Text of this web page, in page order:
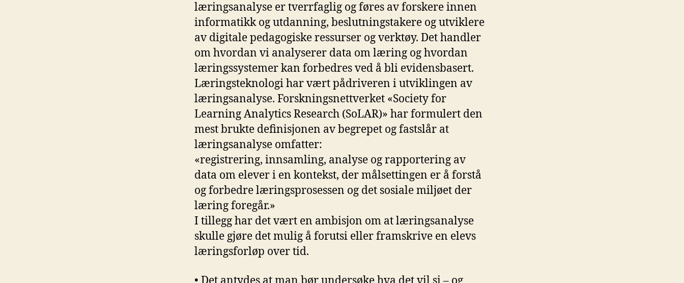
læringsanalyse er tverrfaglig og føres av forskere innen
informatikk og utdanning, beslutningstakere og utviklere
av digitale pedagogiske ressurser og verktøy. Det handler
om hvordan vi analyserer data om læring og hvordan
læringssystemer kan forbedres ved å bli evidensbasert.
Læringsteknologi har vært pådriveren i utviklingen av
læringsanalyse. Forskningsnettverket «Society for
Learning Analytics Research (SoLAR)» har formulert den
mest brukte definisjonen av begrepet og fastslår at
læringsanalyse omfatter:
«registrering, innsamling, analyse og rapportering av
data om elever i en kontekst, der målsettingen er å forstå
og forbedre læringsprosessen og det sosiale miljøet der
læring foregår.»
I tillegg har det vært en ambisjon om at læringsanalyse
skulle gjøre det mulig å forutsi eller framskrive en elevs
læringsforløp over tid.